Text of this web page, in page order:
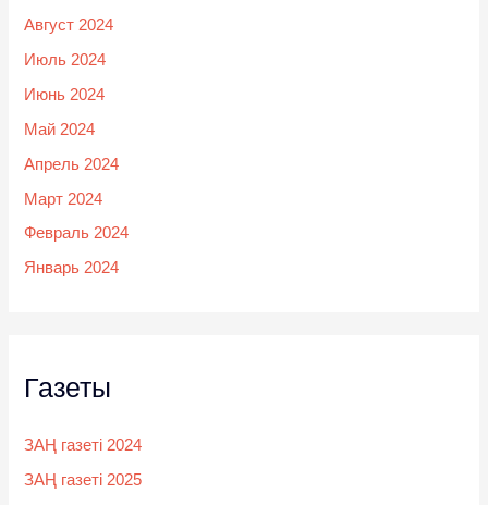
Август 2024
Июль 2024
Июнь 2024
Май 2024
Апрель 2024
Март 2024
Февраль 2024
Январь 2024
Газеты
ЗАҢ газеті 2024
ЗАҢ газеті 2025